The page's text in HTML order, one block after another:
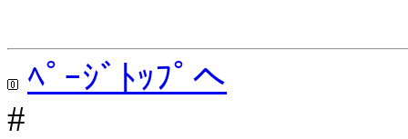
ﾍﾟｰｼﾞﾄｯﾌﾟへ
#